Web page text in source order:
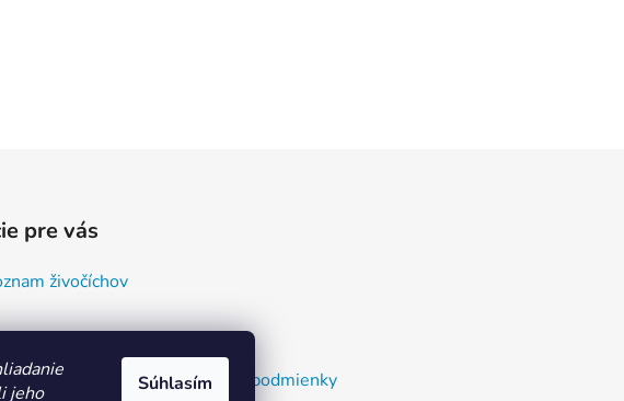
jeho
Súhlasím
pre vás
živočíchov
podmienky a dodacie podmienky